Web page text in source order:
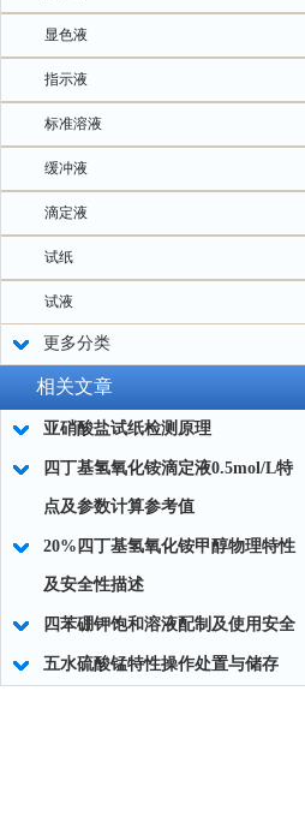
显色液
指示液
标准溶液
缓冲液
滴定液
试纸
试液
更多分类
相关文章
亚硝酸盐试纸检测原理
四丁基氢氧化铵滴定液0.5mol/L特
点及参数计算参考值
20%四丁基氢氧化铵甲醇物理特性
及安全性描述
四苯硼钾饱和溶液配制及使用安全
五水硫酸锰特性操作处置与储存